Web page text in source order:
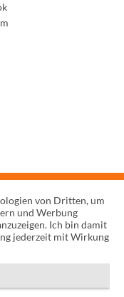
von Dritten, um
und Werbung
Ich bin damit
jederzeit mit Wirkung